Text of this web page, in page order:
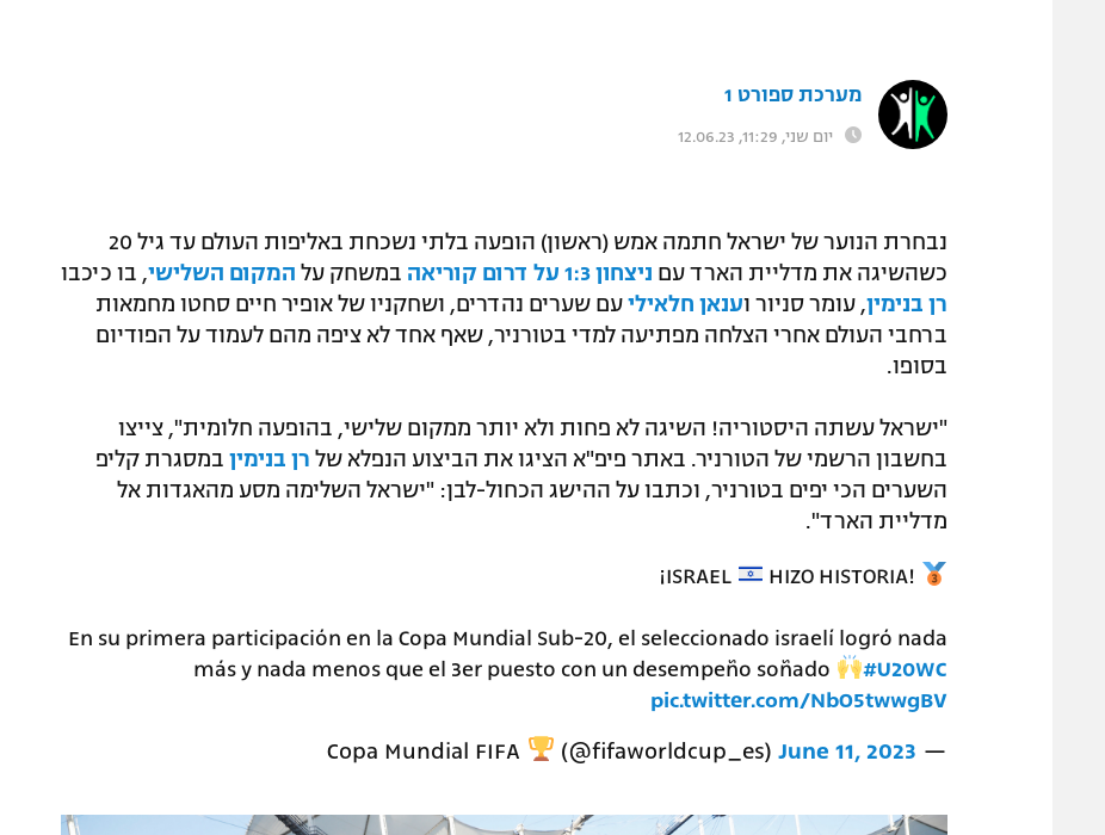
מערכת ספורט 1
יום שני, 11:29, 12.06.23
נבחרת הנוער של ישראל חתמה אמש (ראשון) הופעה בלתי נשכחת באליפות העולם עד גיל 20
כשהשיגה את מדליית הארד עם ניצחון 1:3 על דרום קוריאה במשחק על המקום השלישי, בו כיכבו
רן בנימין, עומר סניור וענאן חלאילי עם שערים נהדרים, ושחקניו של אופיר חיים סחטו מחמאות
ברחבי העולם אחרי הצלחה מפתיעה למדי בטורניר, שאף אחד לא ציפה מהם לעמוד על הפודיום
בסופו.
"ישראל עשתה היסטוריה! השיגה לא פחות ולא יותר ממקום שלישי, בהופעה חלומית", צייצו
בחשבון הרשמי של הטורניר. באתר פיפ"א הציגו את הביצוע הנפלא של רן בנימין במסגרת קליפ
השערים הכי יפים בטורניר, וכתבו על ההישג הכחול-לבן: "ישראל השלימה מסע מהאגדות אל
מדליית הארד".
¡ISRAEL HIZO HISTORIA!
En su primera participación en la Copa Mundial Sub-20, el seleccionado israelí logró nada
más y nada menos que el 3er puesto con un desempeño soñado
#U20WC
pic.twitter.com/NbO5twwgBV
— Copa Mundial FIFA
(@fifaworldcup_es) June 11, 2023